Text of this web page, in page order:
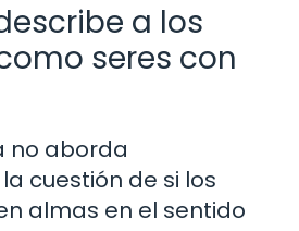
a los
seres con
no aborda
cuestión de si los
almas en el sentido